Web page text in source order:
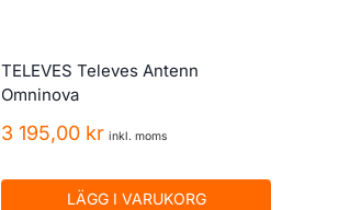
TELEVES Televes Antenn
Omninova
3 195,00 kr inkl. moms
LÄGG I VARUKORG